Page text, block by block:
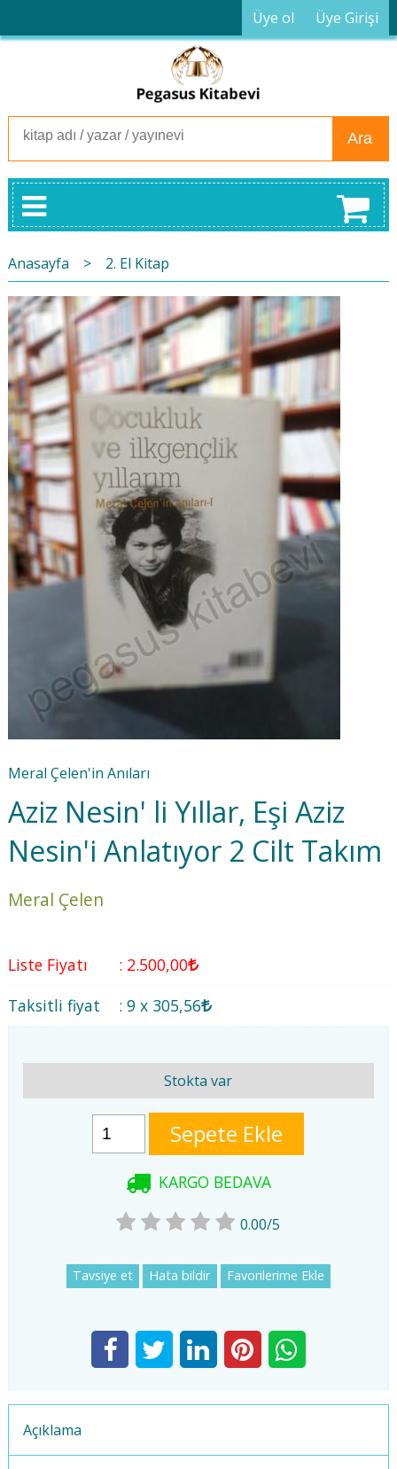
Üye ol Üye Girişi
Ara
Anasayfa > 2. El Kitap
Meral Çelen'in Anıları
Aziz Nesin' li Yıllar, Eşi Aziz
Nesin'i Anlatıyor 2 Cilt Takım
Meral Çelen
Liste Fiyatı : 2.500,00
Taksitli fiyat
: 9 x 305,56
Stokta var
Sepete Ekle
KARGO BEDAVA
0.00/5
Tavsiye et Hata bildir Favorilerime Ekle
Açıklama